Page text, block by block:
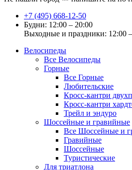
+7 (495) 668-12-50
Будни: 12:00 – 20:00
Выходные и праздники: 12:00
Велосипеды
Все Велосипеды
Горные
Все Горные
Любительские
Кросс-кантри
Кросс-кантри
Трейл и эндуро
Шоссейные и гравийные
Все Шоссейные и
Гравийные
Шоссейные
Туристические
Для триатлона